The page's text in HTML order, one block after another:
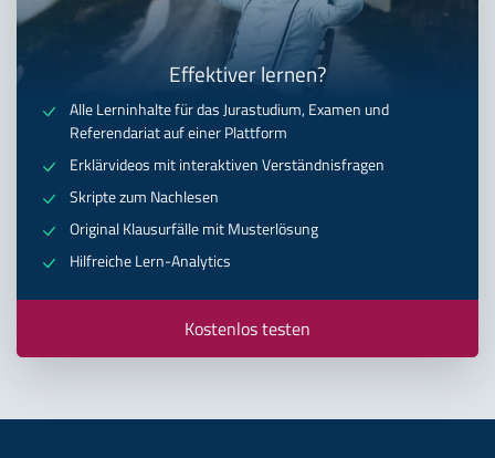
Effektiver lernen?
Alle Lerninhalte für das Jurastudium, Examen und
Referendariat auf einer Plattform
Erklärvideos mit interaktiven Verständnisfragen
Skripte zum Nachlesen
Original Klausurfälle mit Musterlösung
Hilfreiche Lern-Analytics
Kostenlos testen